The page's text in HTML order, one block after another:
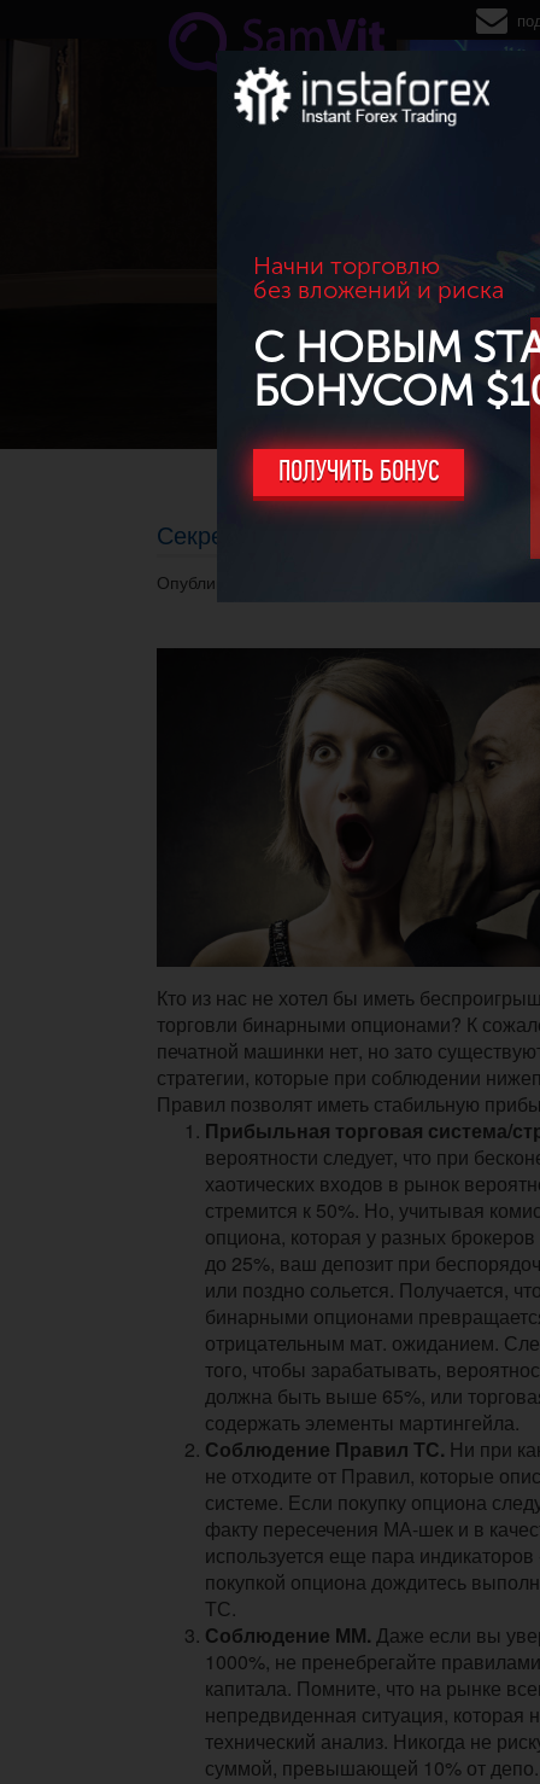
Перейти к основному содержанию
Начни торговлю
без вложений и риска
С НОВЫМ
БОНУСОМ
ПОЛУЧИТЬ БОНУС
Секреты бинарных опционов
Опубликовано 10.07.2014 в 09:10.
Кто из нас не хотел бы иметь
торговли бинарными опционами? К
печатной машинки нет, но зато
стратегии, которые при соблюдении
Правил позволят иметь стабильную
Прибыльная торговая система/
вероятности следует, что при
хаотических входов в рынок
стремится к 50%. Но, учитывая
опциона, которая у разных брокеров
до 25%, ваш депозит при
или поздно сольется. Получается,
бинарными опционами
отрицательным мат. ожиданием.
того, чтобы зарабатывать,
должна быть выше 65%, или
содержать элементы мартингейла.
Соблюдение Правил ТС. Ни при
не отходите от Правил, которые
системе. Если покупку опциона
факту пересечения МА-шек и в
используется еще пара
покупкой опциона дождитесь
ТС.
Соблюдение ММ. Даже если вы
1000%, не пренебрегайте
капитала. Помните, что на рынке
непредвиденная ситуация, которая
технический анализ. Никогда не
суммой, превышающей 10% от